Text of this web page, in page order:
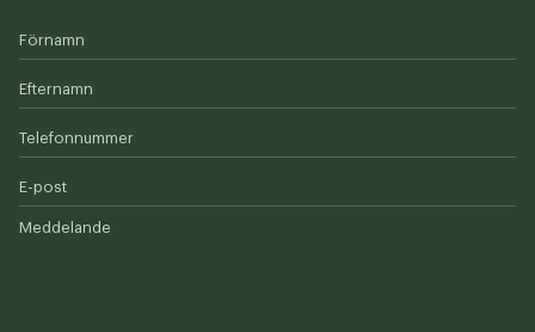
Förnamn
Efternamn
Telefonnummer
E-post
Meddelande